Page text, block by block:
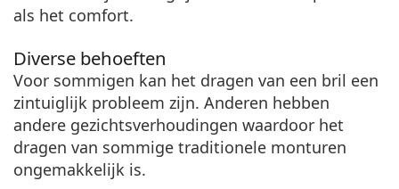
als het comfort.
Diverse behoeften
Voor sommigen kan het dragen van een bril een
zintuiglijk probleem zijn. Anderen hebben
andere gezichtsverhoudingen waardoor het
dragen van sommige traditionele monturen
ongemakkelijk is.